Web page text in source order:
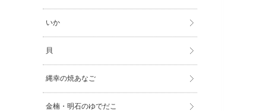
いか
貝
縄幸の焼あなご
金楠・明石のゆでだこ